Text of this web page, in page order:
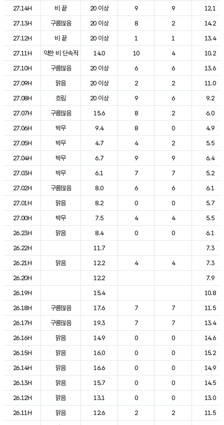
27.14H
비 끝 20 이상 9 9
12.1
27.13H
구름많음 20 이상 8 2
14.2
27.12H
비 끝 20 이상 1 1
13.4
27.11H
약한 비 단속적 14.0 10 4
10.2
27.10H
구름많음 20 이상 6 6
13.6
27.09H
맑음 20 이상 2 2
11.0
27.08H
흐림 20 이상 9 6
9.2
27.07H
구름많음 15.6 8 2
6.0
27.06H
박무 9.4 8 0
4.9
27.05H
박무 4.7 4 2
5.5
27.04H
박무 6.7 9 9
6.4
27.03H
박무 6.1 7 7
5.2
27.02H
구름많음 8.0 6 6
6.1
27.01H
맑음 8.2 0 0
5.7
27.00H
박무 7.5 4 4
5.5
26.23H
맑음 8.4 0 0
6.1
26.22H
11.7
7.3
26.21H
맑음 12.2 4 4
7.3
26.20H
12.2
7.9
26.19H
15.4
10.8
26.18H
구름많음 17.6 7 7
11.5
26.17H
구름많음 19.3 7 7
13.4
26.16H
맑음 14.9 0 0
14.6
26.15H
맑음 16.0 0 0
15.2
26.14H
맑음 16.6 0 0
14.9
26.13H
맑음 15.7 0 0
14.5
26.12H
맑음 13.1 0 0
13.0
26.11H
맑음 12.6 2 2
11.5